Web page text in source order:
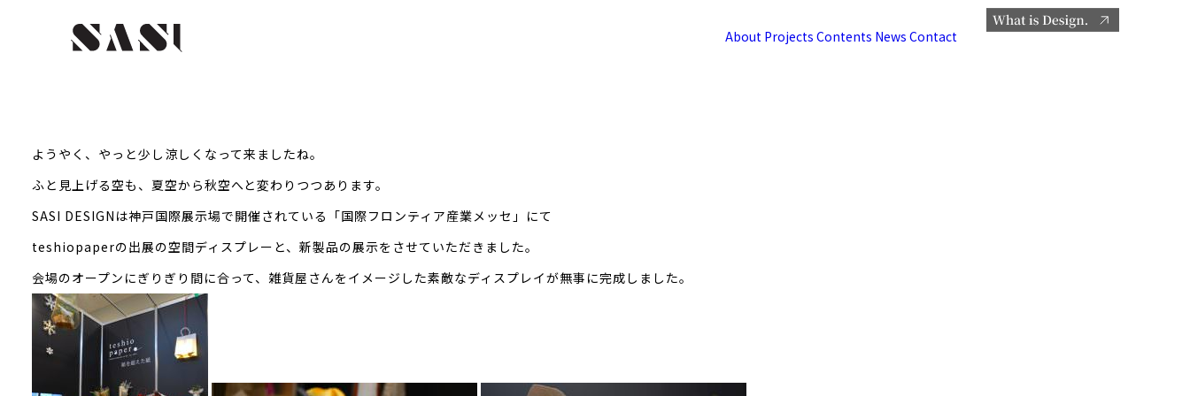
About Projects Contents News Contact
ようやく、やっと少し涼しくなって来ましたね。
ふと見上げる空も、夏空から秋空へと変わりつつあります。
SASI DESIGNは神戸国際展示場で開催されている「国際フロンティア産業メッセ」にて
teshiopaperの出展の空間ディスプレーと、新製品の展示をさせていただきました。
会場のオープンにぎりぎり間に合って、雑貨屋さんをイメージした素敵なディスプレイが無事に完成しました。